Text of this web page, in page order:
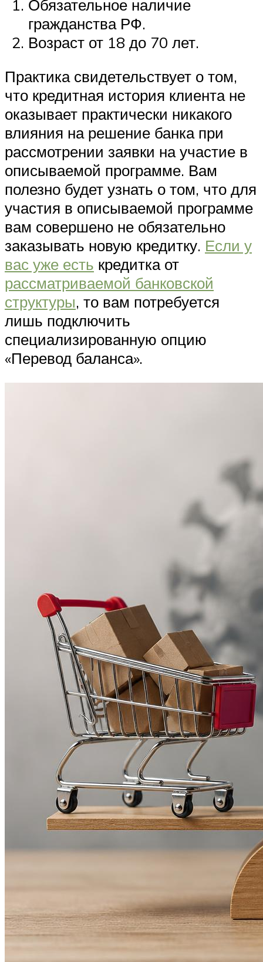
Обязательное наличие
гражданства РФ.
Возраст от 18 до 70 лет.
Практика свидетельствует о том,
что кредитная история клиента не
оказывает практически никакого
влияния на решение банка при
рассмотрении заявки на участие в
описываемой программе. Вам
полезно будет узнать о том, что для
участия в описываемой программе
вам совершено не обязательно
заказывать новую кредитку. Если у
вас уже есть кредитка от
рассматриваемой банковской
структуры, то вам потребуется
лишь подключить
специализированную опцию
«Перевод баланса».